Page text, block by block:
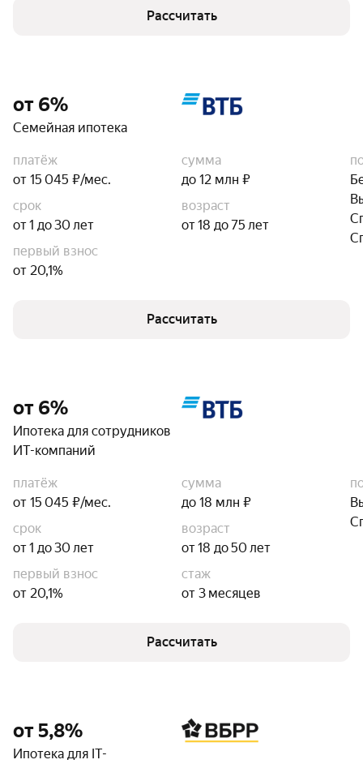
Рассчитать
от 6%
Семейная ипотека
платёж
от 15 045 ₽/мес.
сумма
до 12 млн ₽
срок
от 1 до 30 лет
возраст
от 18 до 75 лет
первый взнос
от 20,1%
Рассчитать
от 6%
Ипотека для сотрудников
ИТ-компаний
платёж
от 15 045 ₽/мес.
сумма
до 18 млн ₽
срок
от 1 до 30 лет
возраст
от 18 до 50 лет
первый взнос
от 20,1%
стаж
от 3 месяцев
Рассчитать
от 5,8%
Ипотека для IT-